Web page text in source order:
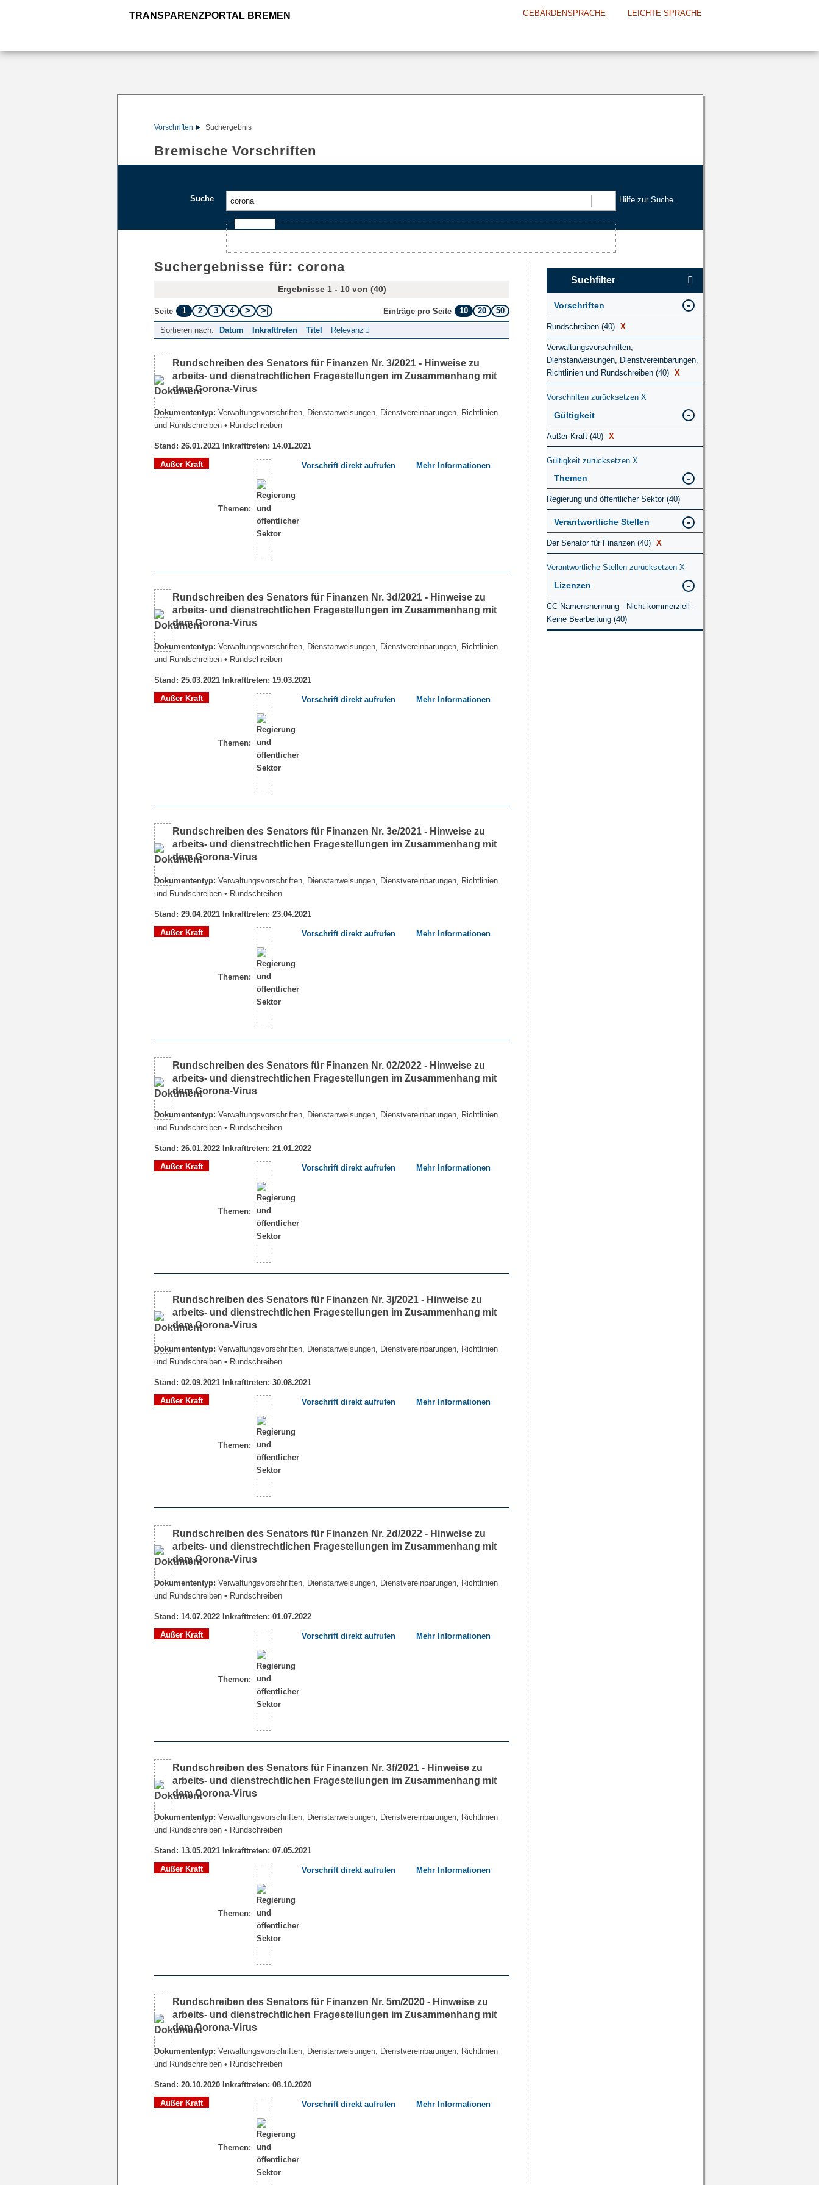
TRANSPARENZPORTAL BREMEN GEBÄRDENSPRACHE LEICHTE SPRACHE
Vorschriften Suchergebnis
Bremische Vorschriften
Suche Hilfe zur Suche
Suchergebnisse für: corona
Ergebnisse 1 - 10 von (40)
Seite 1 2 3 4 Einträge pro Seite 10 20 50
Sortieren nach: Datum Inkrafttreten Titel Relevanz
Rundschreiben des Senators für Finanzen Nr. 3/2021 - Hinweise zu
arbeits- und dienstrechtlichen Fragestellungen im Zusammenhang mit
dem Corona-Virus
Dokumententyp: Verwaltungsvorschriften, Dienstanweisungen, Dienstvereinbarungen, Richtlinien
und Rundschreiben • Rundschreiben
Stand: 26.01.2021 Inkrafttreten: 14.01.2021
Außer Kraft
Themen:
Vorschrift direkt aufrufen Mehr Informationen
Rundschreiben des Senators für Finanzen Nr. 3d/2021 - Hinweise zu
arbeits- und dienstrechtlichen Fragestellungen im Zusammenhang mit
dem Corona-Virus
Dokumententyp: Verwaltungsvorschriften, Dienstanweisungen, Dienstvereinbarungen, Richtlinien
und Rundschreiben • Rundschreiben
Stand: 25.03.2021 Inkrafttreten: 19.03.2021
Außer Kraft
Themen:
Vorschrift direkt aufrufen Mehr Informationen
Rundschreiben des Senators für Finanzen Nr. 3e/2021 - Hinweise zu
arbeits- und dienstrechtlichen Fragestellungen im Zusammenhang mit
dem Corona-Virus
Dokumententyp: Verwaltungsvorschriften, Dienstanweisungen, Dienstvereinbarungen, Richtlinien
und Rundschreiben • Rundschreiben
Stand: 29.04.2021 Inkrafttreten: 23.04.2021
Außer Kraft
Themen:
Vorschrift direkt aufrufen Mehr Informationen
Rundschreiben des Senators für Finanzen Nr. 02/2022 - Hinweise zu
arbeits- und dienstrechtlichen Fragestellungen im Zusammenhang mit
dem Corona-Virus
Dokumententyp: Verwaltungsvorschriften, Dienstanweisungen, Dienstvereinbarungen, Richtlinien
und Rundschreiben • Rundschreiben
Stand: 26.01.2022 Inkrafttreten: 21.01.2022
Außer Kraft
Themen:
Vorschrift direkt aufrufen Mehr Informationen
Rundschreiben des Senators für Finanzen Nr. 3j/2021 - Hinweise zu
arbeits- und dienstrechtlichen Fragestellungen im Zusammenhang mit
dem Corona-Virus
Dokumententyp: Verwaltungsvorschriften, Dienstanweisungen, Dienstvereinbarungen, Richtlinien
und Rundschreiben • Rundschreiben
Stand: 02.09.2021 Inkrafttreten: 30.08.2021
Außer Kraft
Themen:
Vorschrift direkt aufrufen Mehr Informationen
Rundschreiben des Senators für Finanzen Nr. 2d/2022 - Hinweise zu
arbeits- und dienstrechtlichen Fragestellungen im Zusammenhang mit
dem Corona-Virus
Dokumententyp: Verwaltungsvorschriften, Dienstanweisungen, Dienstvereinbarungen, Richtlinien
und Rundschreiben • Rundschreiben
Stand: 14.07.2022 Inkrafttreten: 01.07.2022
Außer Kraft
Themen:
Vorschrift direkt aufrufen Mehr Informationen
Rundschreiben des Senators für Finanzen Nr. 3f/2021 - Hinweise zu
arbeits- und dienstrechtlichen Fragestellungen im Zusammenhang mit
dem Corona-Virus
Dokumententyp: Verwaltungsvorschriften, Dienstanweisungen, Dienstvereinbarungen, Richtlinien
und Rundschreiben • Rundschreiben
Stand: 13.05.2021 Inkrafttreten: 07.05.2021
Außer Kraft
Themen:
Vorschrift direkt aufrufen Mehr Informationen
Rundschreiben des Senators für Finanzen Nr. 5m/2020 - Hinweise zu
arbeits- und dienstrechtlichen Fragestellungen im Zusammenhang mit
dem Corona-Virus
Dokumententyp: Verwaltungsvorschriften, Dienstanweisungen, Dienstvereinbarungen, Richtlinien
und Rundschreiben • Rundschreiben
Stand: 20.10.2020 Inkrafttreten: 08.10.2020
Außer Kraft
Themen:
Vorschrift direkt aufrufen Mehr Informationen
Suchfilter
Vorschriften
Rundschreiben (40) X
Verwaltungsvorschriften,
Dienstanweisungen, Dienstvereinbarungen,
Richtlinien und Rundschreiben (40) X
Vorschriften zurücksetzen X
Gültigkeit
Außer Kraft (40) X
Gültigkeit zurücksetzen X
Themen
Regierung und öffentlicher Sektor (40)
Verantwortliche Stellen
Der Senator für Finanzen (40) X
Verantwortliche Stellen zurücksetzen X
Lizenzen
CC Namensnennung - Nicht-kommerziell -
Keine Bearbeitung (40)